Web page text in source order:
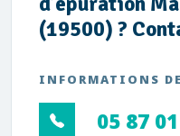
(19500) ?
INFORMATIONS
05 87